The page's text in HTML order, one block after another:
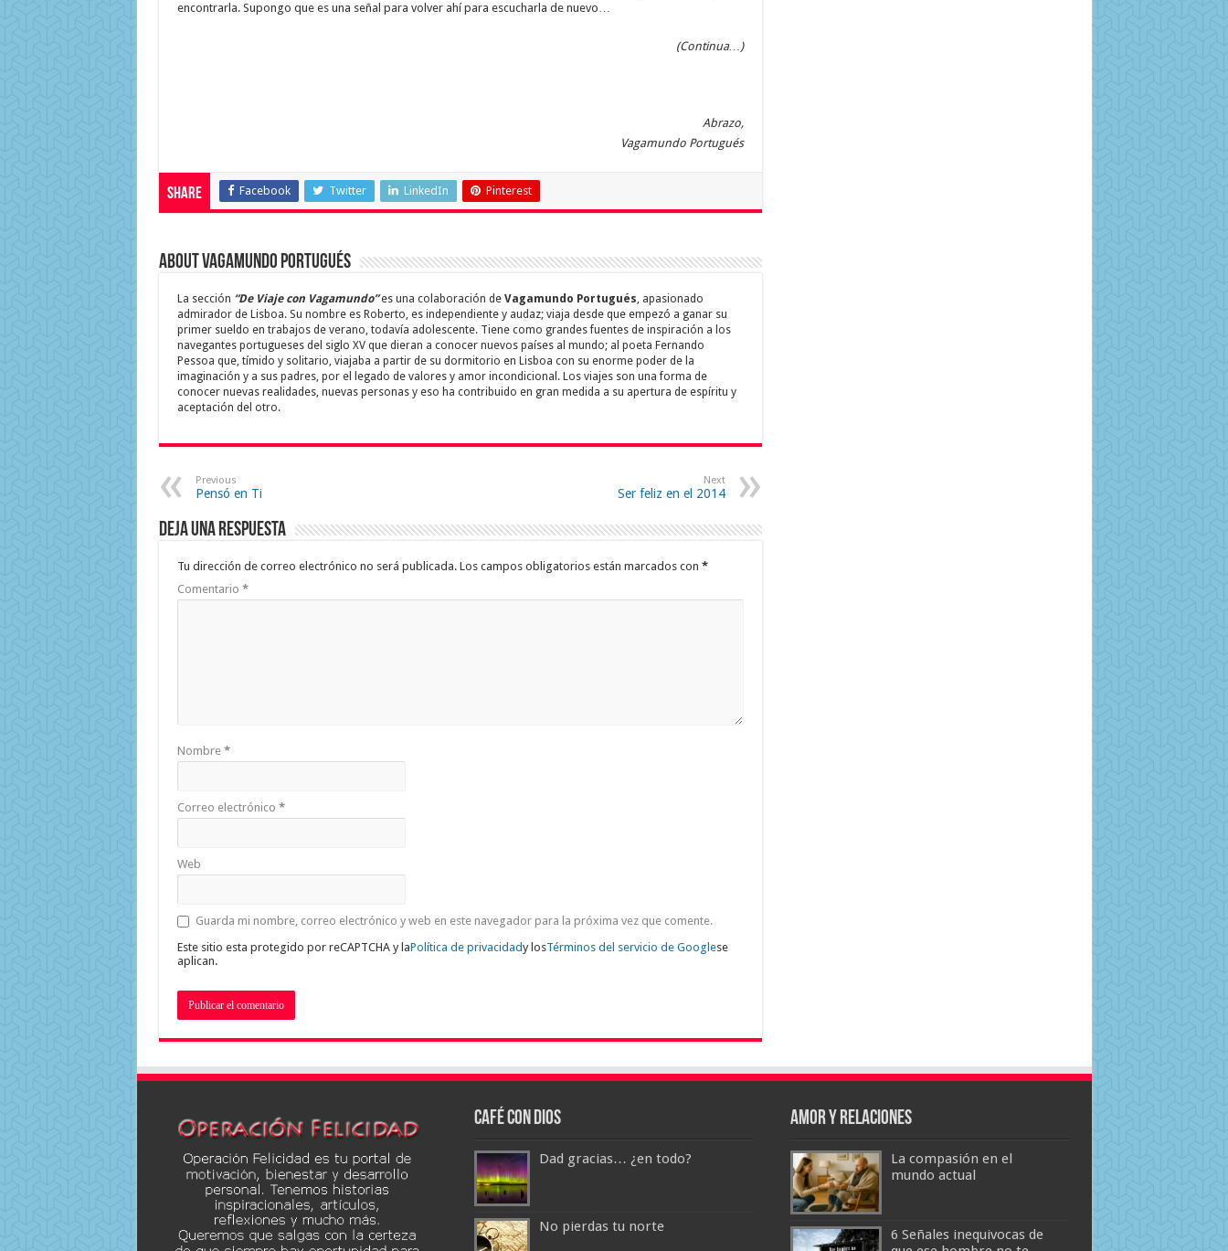
encontrarla. Supongo que es una señal para volver ahí para escucharla de nuevo…
(Continua…)
Abrazo,
Vagamundo Portugués
Share Facebook Twitter LinkedIn Pinterest
About Vagamundo Portugués
La sección “De Viaje con Vagamundo”es una colaboración de Vagamundo Portugués, apasionado
admirador de Lisboa. Su nombre es Roberto, es independiente y audaz; viaja desde que empezó a ganar su
primer sueldo en trabajos de verano, todavía adolescente. Tiene como grandes fuentes de inspiración a los
navegantes portugueses del siglo XV que dieran a conocer nuevos países al mundo; al poeta Fernando
Pessoa que, tímido y solitario, viajaba a partir de su dormitorio en Lisboa con su enorme poder de la
imaginación y a sus padres, por el legado de valores y amor incondicional. Los viajes son una forma de
conocer nuevas realidades, nuevas personas y eso ha contribuido en gran medida a su apertura de espíritu y
aceptación del otro.
Previous
Pensó en Ti
Next
Ser feliz en el 2014
Deja una respuesta
Tu dirección de correo electrónico no será publicada. Los campos obligatorios están marcados con *
Comentario *
Nombre *
Correo electrónico *
Web
Guarda mi nombre, correo electrónico y web en este navegador para la próxima vez que comente.
Este sitio esta protegido por reCAPTCHA y laPolítica de privacidady losTérminos del servicio de Googlese
aplican.
Café con Dios
Dad gracias… ¿en todo?
No pierdas tu norte
Amor y Relaciones
La compasión en el
mundo actual
6 Señales inequivocas de